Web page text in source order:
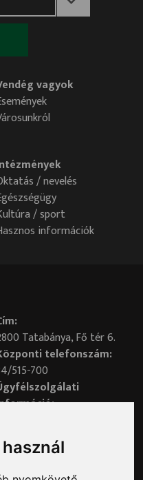
vagyok
/ nevelés
/ sport
információk
Tatabánya, Fő tér 6.
telefonszám:
515-700
515-799